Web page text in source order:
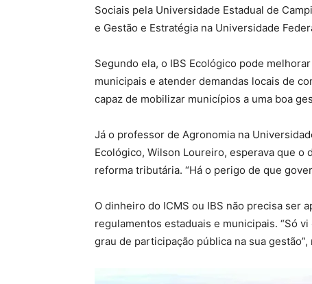
Sociais pela Universidade Estadual de
e Gestão e Estratégia na Universidade
Segundo ela, o IBS Ecológico pode
municipais e atender demandas locais de
capaz de mobilizar municípios a uma boa
Já o professor de Agronomia na
Ecológico, Wilson Loureiro, esperava que
reforma tributária. “Há o perigo de que
O dinheiro do ICMS ou IBS não precisa ser
regulamentos estaduais e municipais. “Só
grau de participação pública na sua